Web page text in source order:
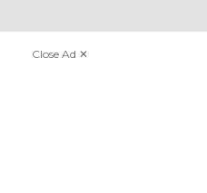
Close Ad ✕